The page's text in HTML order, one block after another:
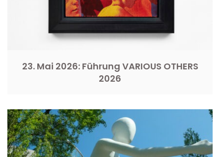
23. Mai 2026: Führung VARIOUS OTHERS
2026